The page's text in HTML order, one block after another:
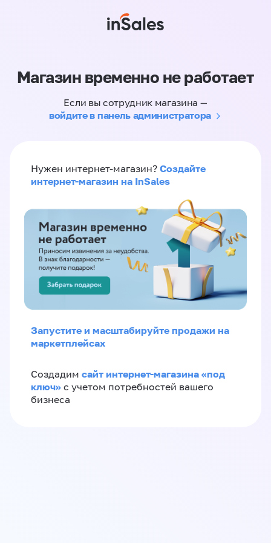
Магазин временно не работает
Если вы сотрудник магазина —
войдите в панель администратора
Нужен интернет-магазин? Создайте
интернет-магазин на InSales
Запустите и масштабируйте продажи на
маркетплейсах
Создадим сайт интернет-магазина «под
ключ» с учетом потребностей вашего
бизнеса